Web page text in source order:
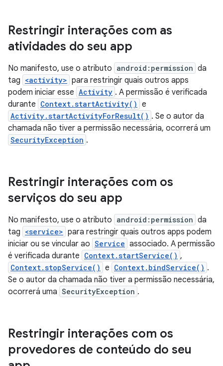
Restringir interações com as
atividades do seu app
No manifesto, use o atributo android:permission da
tag <activity> para restringir quais outros apps
podem iniciar esse Activity . A permissão é verificada
durante Context.startActivity() e
Activity.startActivityForResult() . Se o autor da
chamada não tiver a permissão necessária, ocorrerá um
SecurityException .
Restringir interações com os
serviços do seu app
No manifesto, use o atributo android:permission da
tag <service> para restringir quais outros apps podem
iniciar ou se vincular ao Service associado. A permissão
é verificada durante Context.startService() ,
Context.stopService() e Context.bindService() .
Se o autor da chamada não tiver a permissão necessária,
ocorrerá uma SecurityException .
Restringir interações com os
provedores de conteúdo do seu